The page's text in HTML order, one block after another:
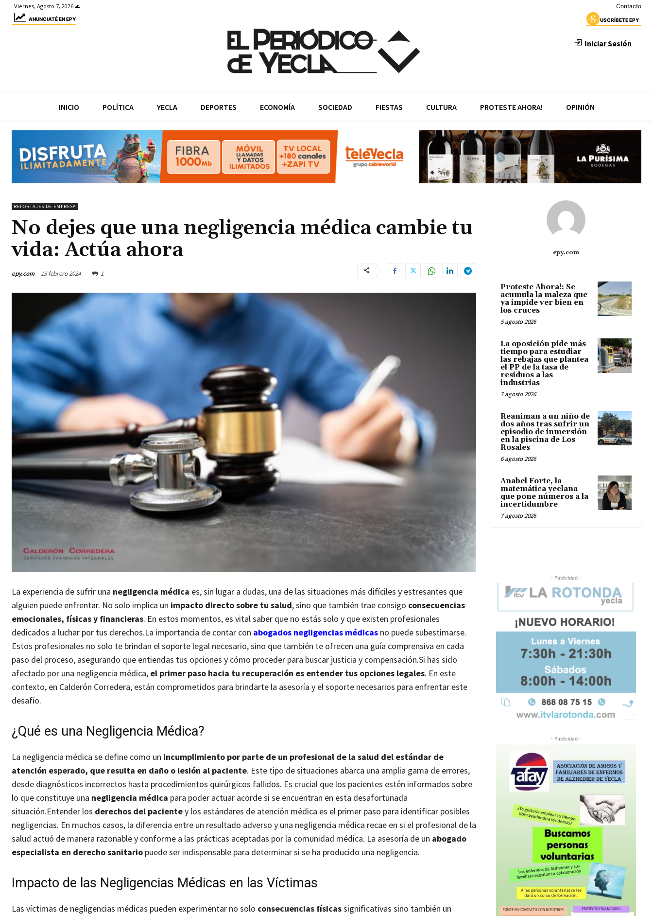
Viernes, Agosto 7, 2026 🌊 Contacto
ANUNCIATÉ EN EPY USCRÍBETE EPY
Iniciar Sesión
INICIO POLÍTICA YECLA DEPORTES ECONOMÍA SOCIEDAD FIESTAS CULTURA PROTESTE AHORA! OPINIÓN
REPORTAJES DE EMPRESA
No dejes que una negligencia médica cambie tu
vida: Actúa ahora
epy.com 13 febrero 2024 1
La experiencia de sufrir una negligencia médica es, sin lugar a dudas, una de las situaciones más difíciles y estresantes que
alguien puede enfrentar. No solo implica un impacto directo sobre tu salud, sino que también trae consigo consecuencias
emocionales, físicas y financieras. En estos momentos, es vital saber que no estás solo y que existen profesionales
dedicados a luchar por tus derechos.La importancia de contar con abogados negligencias médicas no puede subestimarse.
Estos profesionales no solo te brindan el soporte legal necesario, sino que también te ofrecen una guía comprensiva en cada
paso del proceso, asegurando que entiendas tus opciones y cómo proceder para buscar justicia y compensación.Si has sido
afectado por una negligencia médica, el primer paso hacia tu recuperación es entender tus opciones legales. En este
contexto, en Calderón Corredera, están comprometidos para brindarte la asesoría y el soporte necesarios para enfrentar este
desafío.
¿Qué es una Negligencia Médica?
La negligencia médica se define como un incumplimiento por parte de un profesional de la salud del estándar de
atención esperado, que resulta en daño o lesión al paciente. Este tipo de situaciones abarca una amplia gama de errores,
desde diagnósticos incorrectos hasta procedimientos quirúrgicos fallidos. Es crucial que los pacientes estén informados sobre
lo que constituye una negligencia médica para poder actuar acorde si se encuentran en esta desafortunada
situación.Entender los derechos del pacientey los estándares de atención médica es el primer paso para identificar posibles
negligencias. En muchos casos, la diferencia entre un resultado adverso y una negligencia médica recae en si el profesional de la
salud actuó de manera razonable y conforme a las prácticas aceptadas por la comunidad médica. La asesoría de un abogado
especialista en derecho sanitario puede ser indispensable para determinar si se ha producido una negligencia.
Impacto de las Negligencias Médicas en las Víctimas
Las víctimas de negligencias médicas pueden experimentar no solo consecuencias físicassignificativas sino también un
epy.com
Proteste Ahora!: Se
acumula la maleza que
ya impide ver bien en
los cruces
5 agosto 2026
La oposición pide más
tiempo para estudiar
las rebajas que plantea
el PP de la tasa de
residuos a las
industrias
7 agosto 2026
Reaniman a un niño de
dos años tras sufrir un
episodio de inmersión
en la piscina de Los
Rosales
6 agosto 2026
Anabel Forte, la
matemática yeclana
que pone números a la
incertidumbre
7 agosto 2026
- Publicidad -
- Publicidad -